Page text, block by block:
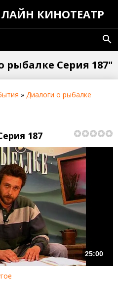
КИНОТЕАТР
search
Серия 187"
» Диалоги о рыбалке
187
25:00